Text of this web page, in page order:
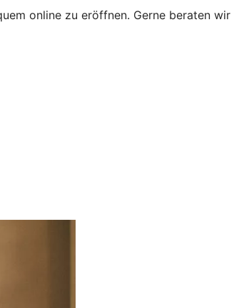
online zu eröffnen. Gerne beraten